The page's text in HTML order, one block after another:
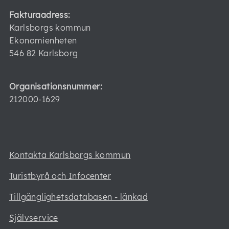
Fakturaadress:
Karlsborgs kommun
Ekonomienheten
546 82 Karlsborg
Organisationsnummer:
212000-1629
Kontakta Karlsborgs kommun
Turistbyrå och Infocenter
Tillgänglighetsdatabasen - länkad
Självservice